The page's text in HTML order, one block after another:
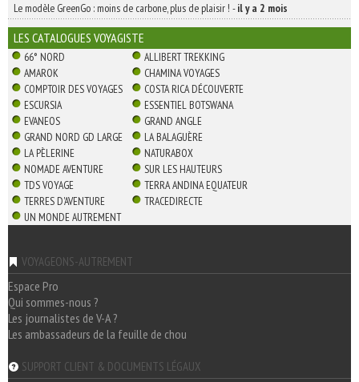
Le modèle GreenGo : moins de carbone, plus de plaisir ! -il y a 2 mois
LES CATALOGUES VOYAGISTE
66° NORD
ALLIBERT TREKKING
AMAROK
CHAMINA VOYAGES
COMPTOIR DES VOYAGES
COSTA RICA DÉCOUVERTE
ESCURSIA
ESSENTIEL BOTSWANA
EVANEOS
GRAND ANGLE
GRAND NORD GD LARGE
LA BALAGUÈRE
LA PÈLERINE
NATURABOX
NOMADE AVENTURE
SUR LES HAUTEURS
TDS VOYAGE
TERRA ANDINA EQUATEUR
TERRES D'AVENTURE
TRACEDIRECTE
UN MONDE AUTREMENT
VOYAGEONS-AUTREMENT
Espace Pro
Qui sommes-nous ?
Les journalistes de V-A ?
Les ambassadeurs de la feuille de chou
SUPPORT CLIENT & DOCUMENTS LÉGAUX